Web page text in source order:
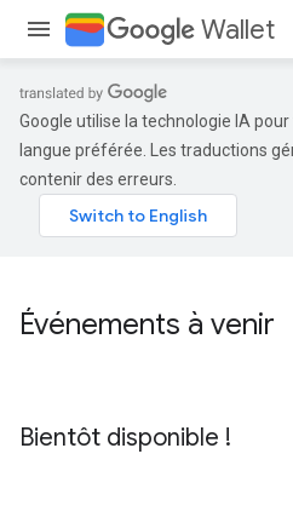
Wallet
Google utilise la technologie IA
langue préférée. Les traductions
contenir des erreurs.
Événements à venir
Bientôt disponible !